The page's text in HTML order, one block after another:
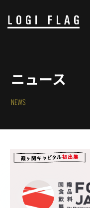
ニュース
NEWS